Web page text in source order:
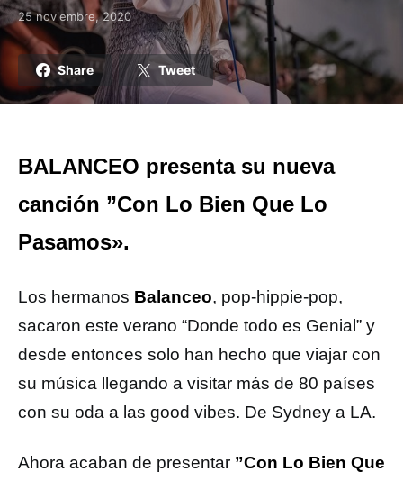
Posted on
25 noviembre, 2020
Share Tweet
BALANCEO presenta su nueva
canción ”Con Lo Bien Que Lo
Pasamos».
Los hermanos Balanceo, pop-hippie-pop,
sacaron este verano “Donde todo es Genial” y
desde entonces solo han hecho que viajar con
su música llegando a visitar más de 80 países
con su oda a las good vibes. De Sydney a LA.
Ahora acaban de presentar ”Con Lo Bien Que